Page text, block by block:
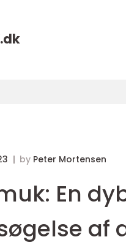
dk
by Peter Mortensen
En
af